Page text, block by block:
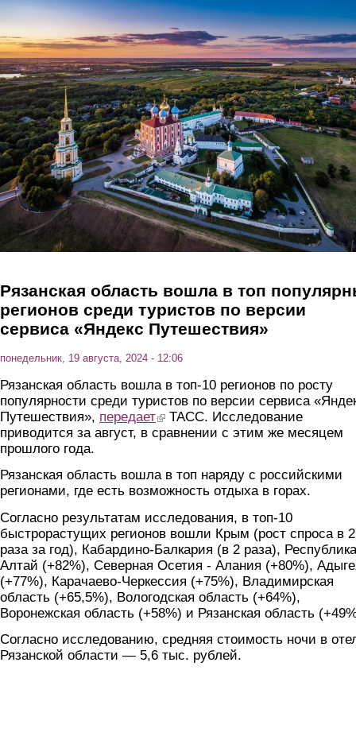
Перейти к основному содержанию
Рязанская область вошла в топ
регионов среди туристов по версии
сервиса «Яндекс Путешествия»
понедельник, 19 августа, 2024 - 12:06
Рязанская область вошла в топ-10 регионов по росту
популярности среди туристов по версии сервиса
Путешествия», передает(link is external)
ТАСС. Исследование
приводится за август, в сравнении с этим же месяцем
прошлого года.
Рязанская область вошла в топ наряду с российскими
регионами, где есть возможность отдыха в горах.
Согласно результатам исследования, в топ-10
быстрорастущих регионов вошли Крым (рост спроса в
раза за год), Кабардино-Балкария (в 2 раза), Республика
Алтай (+82%), Северная Осетия - Алания (+80%),
(+77%), Карачаево-Черкессия (+75%), Владимирская
область (+65,5%), Вологодская область (+64%),
Воронежская область (+58%) и Рязанская область
Согласно исследованию, средняя стоимость ночи в
Рязанской области — 5,6 тыс. рублей.